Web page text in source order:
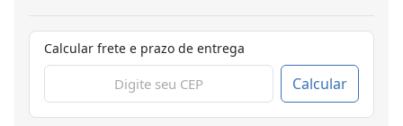
Calcular frete e prazo de entrega
Calcular